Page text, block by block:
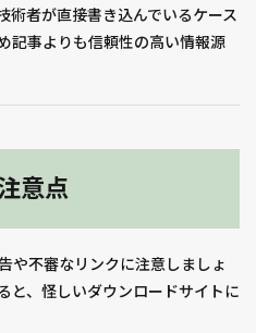
者が直接書き込んでいるケース
記事よりも信頼性の高い情報源
意点
や不審なリンクに注意しましょ
と、怪しいダウンロードサイトに